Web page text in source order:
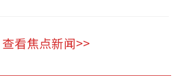
查看焦点新闻>>